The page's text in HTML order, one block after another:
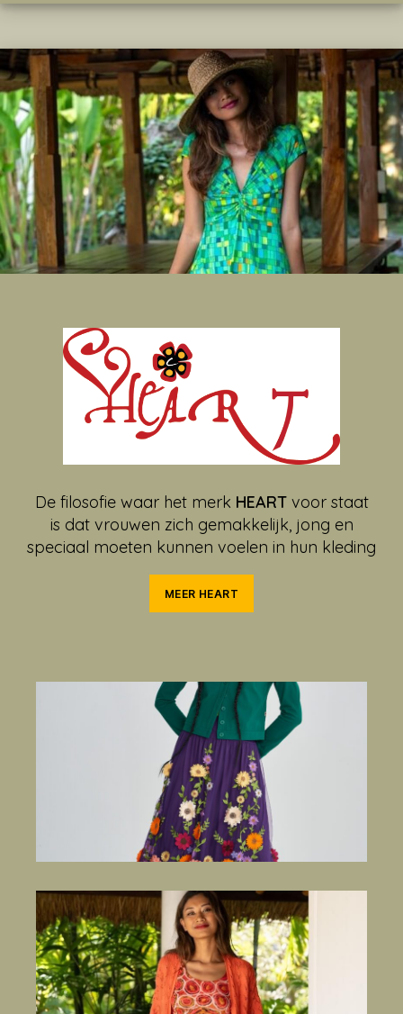
De filosofie waar het merk HEART voor staat
is dat vrouwen zich gemakkelijk, jong en
speciaal moeten kunnen voelen in hun kleding
MEER HEART